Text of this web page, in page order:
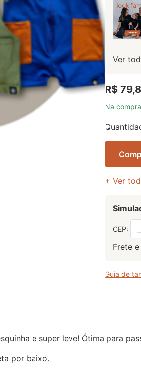
Ver
R$
Na
+ Ver
CEP:
Frete
Guia de
e super leve! Ótima para
por baixo.